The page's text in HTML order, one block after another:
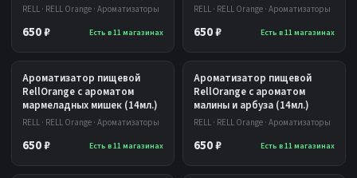
RELL · RELL Orange · Ароматизаторы
650 ₽ Есть в 11 магазинах
RELL · RELL Orange · Ароматизаторы
650 ₽ Есть в 11 магазинах
Ароматизатор пищевой
RellOrange с ароматом
мармеладных мишек (14мл.)
RELL · RELL Orange · Ароматизаторы
650 ₽ Есть в 11 магазинах
Ароматизатор пищевой
RellOrange с ароматом
малины и арбуза (14мл.)
RELL · RELL Orange · Ароматизаторы
650 ₽ Есть в 11 магазинах